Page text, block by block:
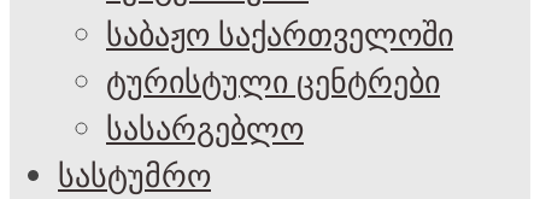
საბაჟო საქართველოში
ტურისტული ცენტრები
სასარგებლო
სასტუმრო